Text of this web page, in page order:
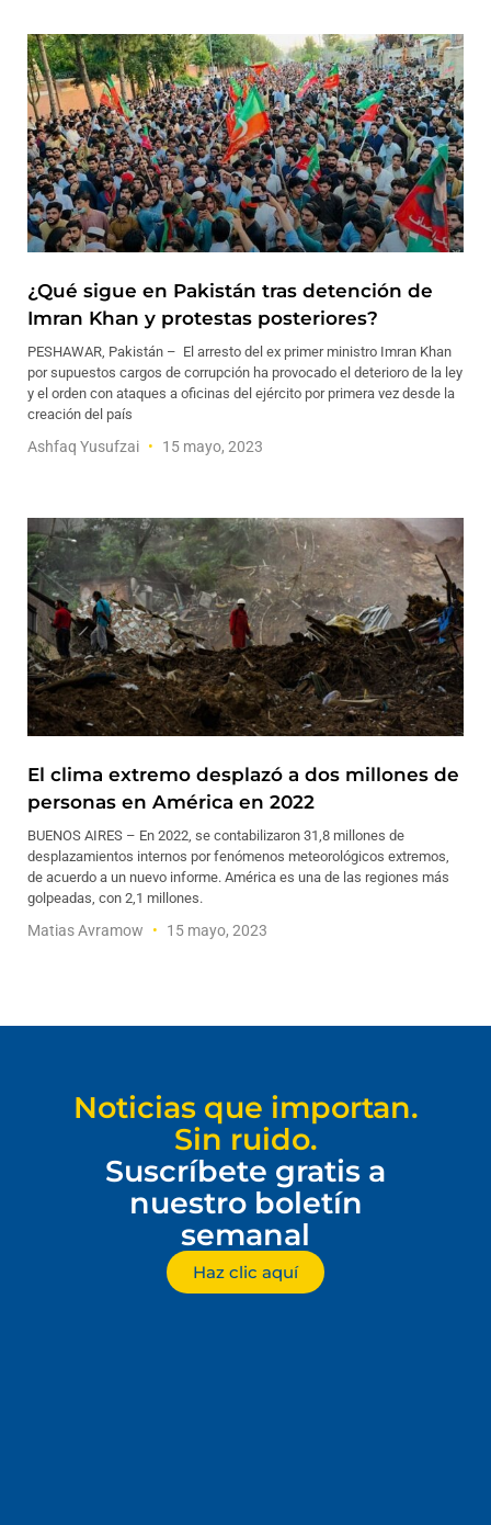
¿Qué sigue en Pakistán tras detención de
Imran Khan y protestas posteriores?
PESHAWAR, Pakistán – El arresto del ex primer ministro Imran Khan
por supuestos cargos de corrupción ha provocado el deterioro de la ley
y el orden con ataques a oficinas del ejército por primera vez desde la
creación del país
Ashfaq Yusufzai 15 mayo, 2023
El clima extremo desplazó a dos millones de
personas en América en 2022
BUENOS AIRES – En 2022, se contabilizaron 31,8 millones de
desplazamientos internos por fenómenos meteorológicos extremos,
de acuerdo a un nuevo informe. América es una de las regiones más
golpeadas, con 2,1 millones.
Matias Avramow 15 mayo, 2023
Noticias que importan.
Sin ruido.
Suscríbete gratis a
nuestro boletín
semanal
Haz clic aquí